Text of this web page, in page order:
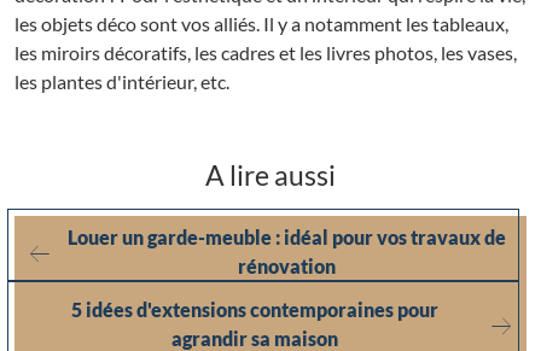
les objets déco sont vos alliés. Il y a notamment les tableaux,
les miroirs décoratifs, les cadres et les livres photos, les vases,
les plantes d'intérieur, etc.
A lire aussi
Louer un garde-meuble : idéal pour vos travaux de
rénovation
5 idées d'extensions contemporaines pour
agrandir sa maison